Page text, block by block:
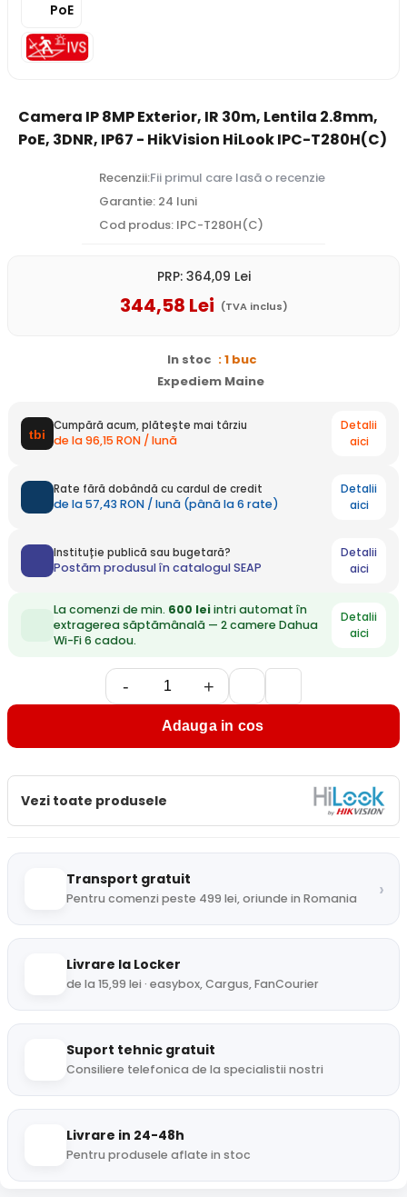
PoE
Camera IP 8MP Exterior, IR 30m, Lentila 2.8mm,
PoE, 3DNR, IP67 - HikVision HiLook IPC-T280H(C)
Recenzii:Fii primul care lasă o recenzie
Garantie: 24 luni
Cod produs: IPC-T280H(C)
PRP: 364,09 Lei
344,58 Lei (TVA inclus)
In stoc : 1 buc
Expediem Maine
Cumpără acum, plătește mai târziu
de la 96,15 RON / lună
Detalii
aici
Rate fără dobândă cu cardul de credit
de la 57,43 RON / lună (până la 6 rate)
Detalii
aici
Instituție publică sau bugetară?
Postăm produsul în catalogul SEAP
Detalii
aici
La comenzi de min. 600 leiintri automat în
extragerea săptămânală — 2 camere Dahua
Wi-Fi 6 cadou.
Detalii
aici
- +
Adauga in cos
Vezi toate produsele
Transport gratuit
Pentru comenzi peste 499 lei, oriunde in Romania ›
Livrare la Locker
de la 15,99 lei · easybox, Cargus, FanCourier
Suport tehnic gratuit
Consiliere telefonica de la specialistii nostri
Livrare in 24-48h
Pentru produsele aflate in stoc